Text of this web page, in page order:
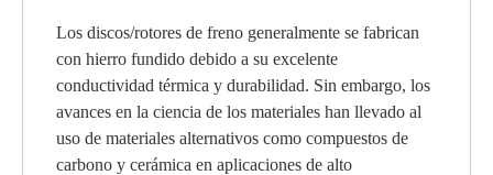
Los discos/rotores de freno generalmente se fabrican
con hierro fundido debido a su excelente
conductividad térmica y durabilidad. Sin embargo, los
avances en la ciencia de los materiales han llevado al
uso de materiales alternativos como compuestos de
carbono y cerámica en aplicaciones de alto